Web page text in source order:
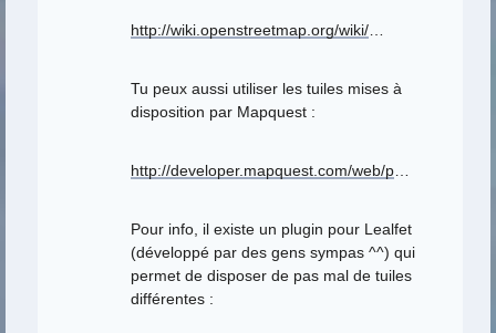
http://wiki.openstreetmap.org/wiki/…
Tu peux aussi utiliser les tuiles mises à
disposition par Mapquest :
http://developer.mapquest.com/web/p…
Pour info, il existe un plugin pour Lealfet
(développé par des gens sympas ^^) qui
permet de disposer de pas mal de tuiles
différentes :